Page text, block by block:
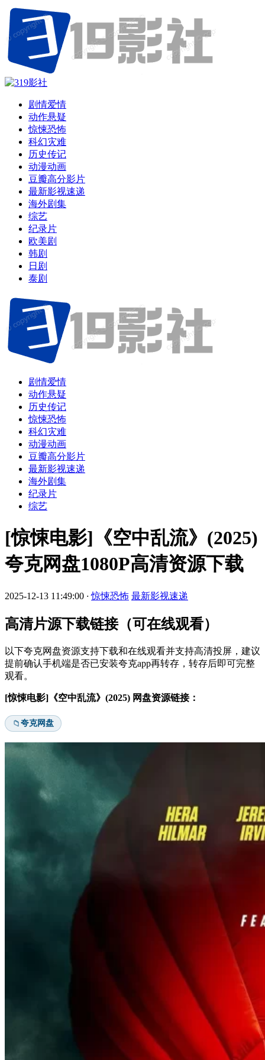
剧情爱情
动作悬疑
惊悚恐怖
科幻灾难
历史传记
动漫动画
豆瓣高分影片
最新影视速递
海外剧集
综艺
纪录片
欧美剧
韩剧
日剧
泰剧
剧情爱情
动作悬疑
历史传记
惊悚恐怖
科幻灾难
动漫动画
豆瓣高分影片
最新影视速递
海外剧集
纪录片
综艺
[惊悚电影]《空中乱流》(2025)
夸克网盘1080P高清资源下载
2025-12-13 11:49:00 · 惊悚恐怖 最新影视速递
高清片源下载链接（可在线观看）
以下夸克网盘资源支持下载和在线观看并支持高清投屏，建议
提前确认手机端是否已安装夸克app再转存，转存后即可完整
观看。
[惊悚电影]《空中乱流》(2025) 网盘资源链接：
📁夸克网盘